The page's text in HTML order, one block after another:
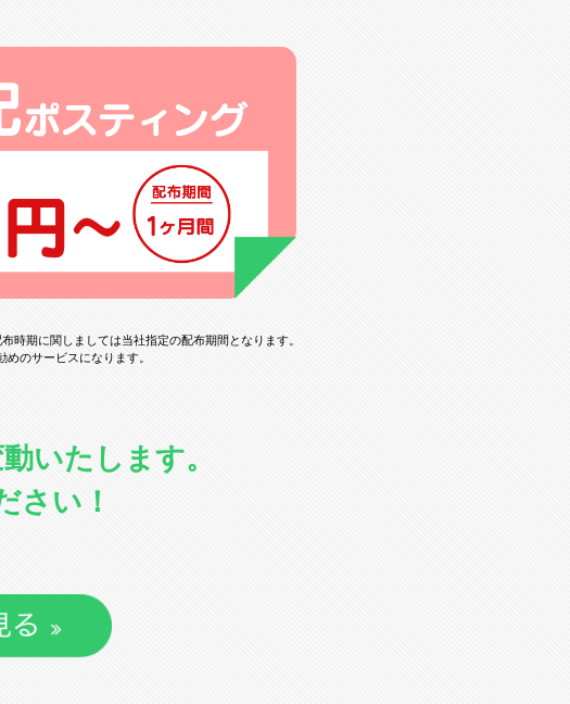
時期に関しましては当社指定の配布期間となります。
のサービスになります。
いたします。
さい！